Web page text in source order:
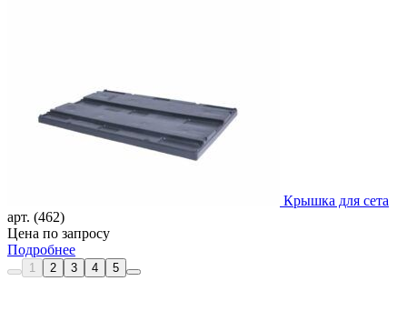
Крышка для сета
арт. (462)
Цена по запросу
Подробнее
1 2 3 4 5